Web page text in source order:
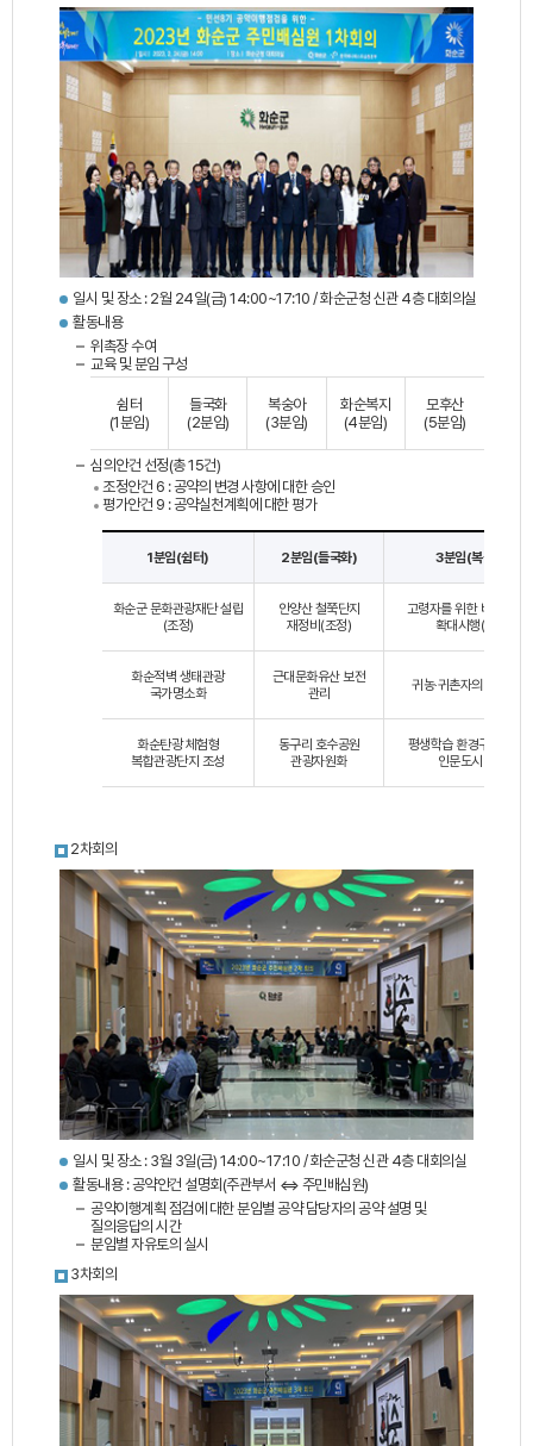
일시 및 장소 : 2월 24일(금) 14:00~17:10 / 화순군청 신관 4층 대회의실
활동내용
위촉장 수여
교육 및 분임 구성
쉼터
(1분임)
들국화
(2분임)
복숭아
(3분임)
화순복지
(4분임)
모후산
(5분임)
심의안건 선정(총 15건)
조정안건 6 : 공약의 변경 사항에 대한 승인
평가안건 9 : 공약실천계획에 대한 평가
1분임(쉼터) 2분임(들국화) 3분임(복숭아)
화순군 문화관광재단 설립
(조정)
안양산 철쭉단지
재정비(조정)
고령자를 위한 벼 위탁영
확대시행(조정)
화순적벽 생태관광
국가명소화
근대문화유산 보전
관리
귀농‧귀촌자의 정착 지원
화순탄광 체험형
복합관광단지 조성
동구리 호수공원
관광자원화
평생학습 환경구축을 통
인문도시 조성
2차회의
일시 및 장소 : 3월 3일(금) 14:00~17:10 / 화순군청 신관 4층 대회의실
활동내용 : 공약안건 설명회(주관부서 ⇔ 주민배심원)
공약이행계획 점검에 대한 분임별 공약 담당자의 공약 설명 및
질의응답의 시간
분임별 자유토의 실시
3차회의